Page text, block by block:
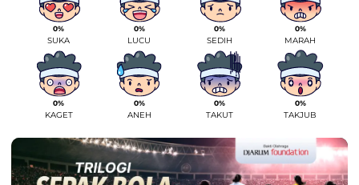
0%
SUKA
0%
LUCU
0%
SEDIH
0%
MARAH
0%
KAGET
0%
ANEH
0%
TAKUT
0%
TAKJUB